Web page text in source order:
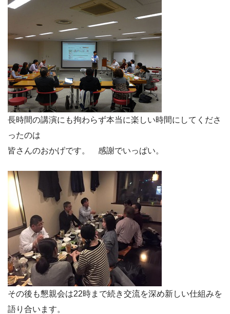
長時間の講演にも拘わらず本当に楽しい時間にしてくださ
ったのは
皆さんのおかげです。 感謝でいっぱい。
その後も懇親会は22時まで続き交流を深め新しい仕組みを
語り合います。